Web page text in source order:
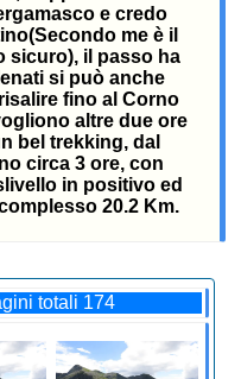
e credo
me è il
sicuro), il passo ha
si può anche
fino al Corno
altre due ore
bel trekking, dal
circa 3 ore, con
in positivo ed
20.2 Km.
totali 174